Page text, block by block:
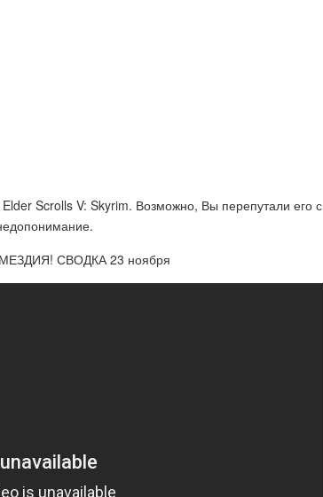
Scrolls V: Skyrim. Возможно, Вы перепутали его с
СВОДКА 23 ноября